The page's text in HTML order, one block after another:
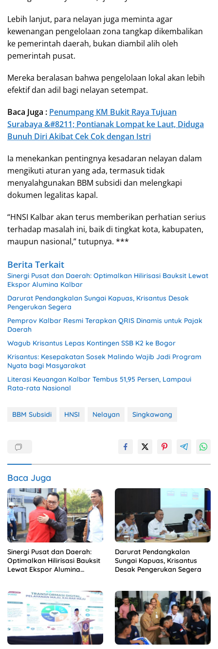
Lebih lanjut, para nelayan juga meminta agar
kewenangan pengelolaan zona tangkap dikembalikan
ke pemerintah daerah, bukan diambil alih oleh
pemerintah pusat.
Mereka beralasan bahwa pengelolaan lokal akan lebih
efektif dan adil bagi nelayan setempat.
Baca Juga : Penumpang KM Bukit Raya Tujuan
Surabaya &#8211; Pontianak Lompat ke Laut, Diduga
Bunuh Diri Akibat Cek Cok dengan Istri
Ia menekankan pentingnya kesadaran nelayan dalam
mengikuti aturan yang ada, termasuk tidak
menyalahgunakan BBM subsidi dan melengkapi
dokumen legalitas kapal.
“HNSI Kalbar akan terus memberikan perhatian serius
terhadap masalah ini, baik di tingkat kota, kabupaten,
maupun nasional,” tutupnya. ***
Berita Terkait
Sinergi Pusat dan Daerah: Optimalkan Hilirisasi Bauksit Lewat
Ekspor Alumina Kalbar
Darurat Pendangkalan Sungai Kapuas, Krisantus Desak
Pengerukan Segera
Pemprov Kalbar Resmi Terapkan QRIS Dinamis untuk Pajak
Daerah
Wagub Krisantus Lepas Kontingen SSB K2 ke Bogor
Krisantus: Kesepakatan Sosek Malindo Wajib Jadi Program
Nyata bagi Masyarakat
Literasi Keuangan Kalbar Tembus 51,95 Persen, Lampaui
Rata-rata Nasional
BBM Subsidi HNSI Nelayan Singkawang
Baca Juga
Sinergi Pusat dan Daerah:
Optimalkan Hilirisasi Bauksit
Lewat Ekspor Alumina
Darurat Pendangkalan
Sungai Kapuas, Krisantus
Desak Pengerukan Segera